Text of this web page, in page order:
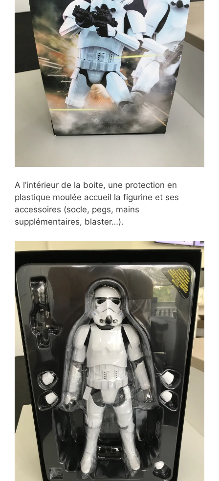
A l’intérieur de la boite, une protection en
plastique moulée accueil la figurine et ses
accessoires (socle, pegs, mains
supplémentaires, blaster…).